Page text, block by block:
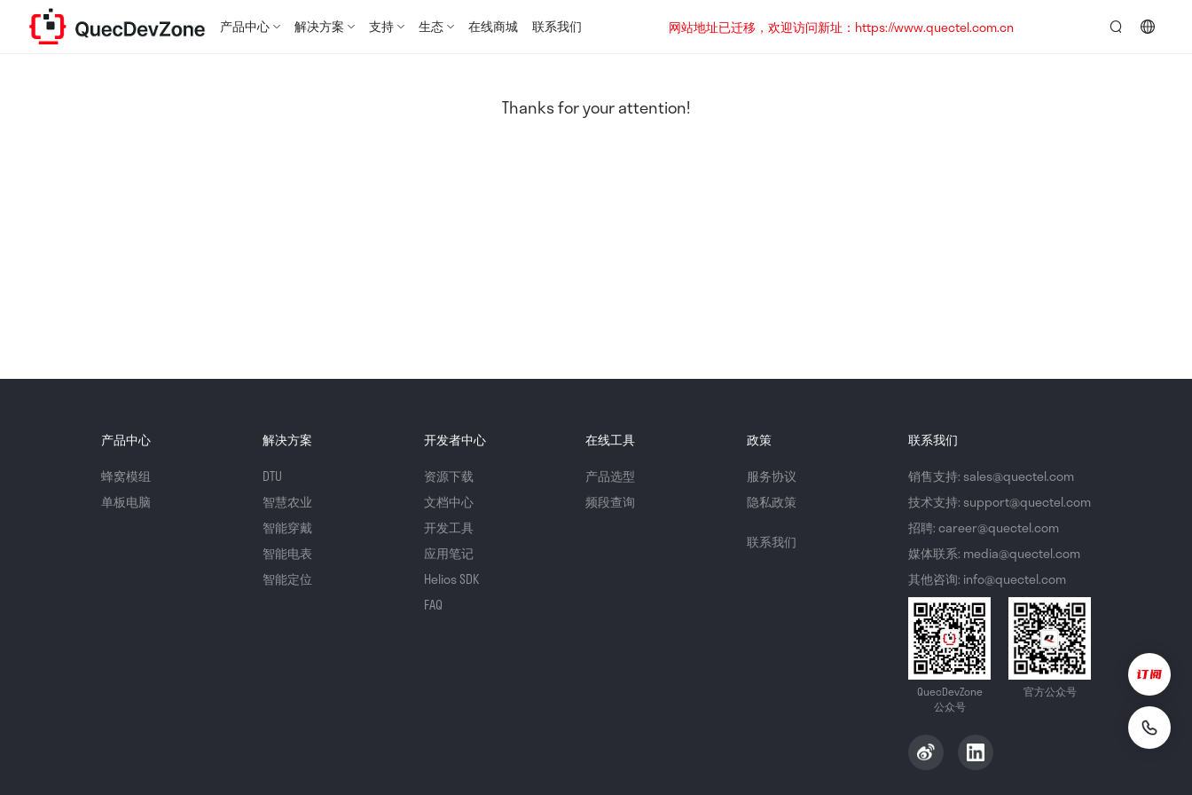
产品中心 解决方案 支持 生态 在线商城 联系我们
网站地址已迁移，欢迎访问新址：https://www.quectel.com.cn
Thanks for your attention!
产品中心
蜂窝模组
单板电脑
解决方案
DTU
智慧农业
智能穿戴
智能电表
智能定位
开发者中心
资源下载
文档中心
开发工具
应用笔记
Helios SDK
FAQ
在线工具
产品选型
频段查询
政策
服务协议
隐私政策
联系我们
联系我们
销售支持: sales@quectel.com
技术支持: support@quectel.com
招聘: career@quectel.com
媒体联系: media@quectel.com
其他咨询: info@quectel.com
QuecDevZone
公众号
官方公众号